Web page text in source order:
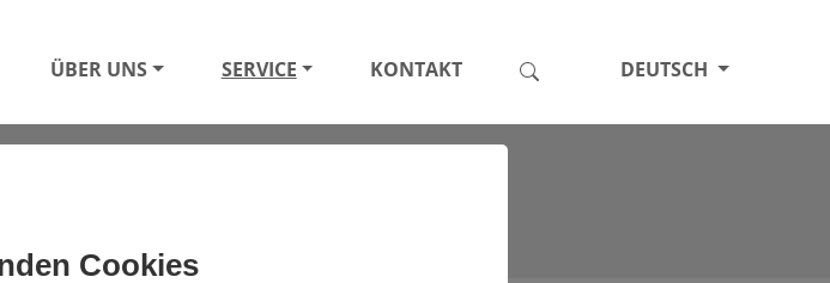
Cookies
ÜBER UNS SERVICE KONTAKT DEUTSCH